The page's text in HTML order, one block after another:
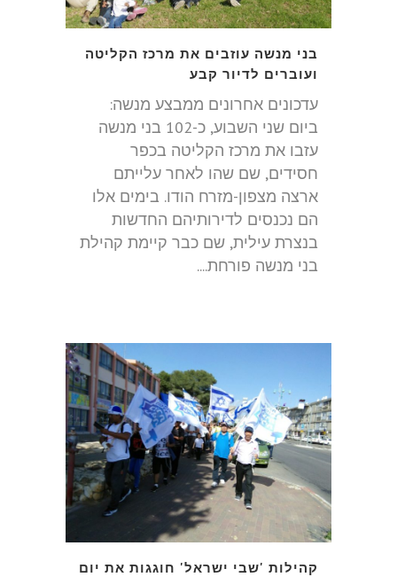
בני מנשה עוזבים את מרכז הקליטה
ועוברים לדיור קבע
עדכונים אחרונים ממבצע מנשה:
ביום שני השבוע, כ-102 בני מנשה
עזבו את מרכז הקליטה בכפר
חסידים, שם שהו לאחר עלייתם
ארצה מצפון-מזרח הודו. בימים אלו
הם נכנסים לדירותיהם החדשות
בנצרת עילית, שם כבר קיימת קהילת
בני מנשה פורחת....
קהילות 'שבי ישראל' חוגגות את יום